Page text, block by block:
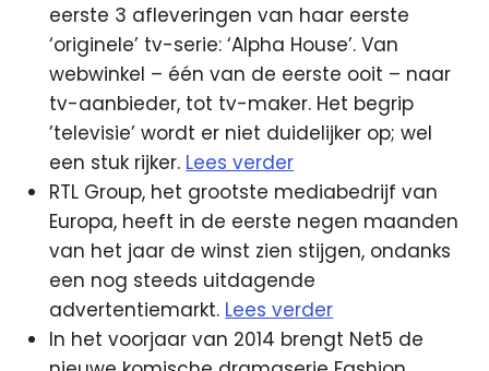
eerste 3 afleveringen van haar eerste
‘originele’ tv-serie: ‘Alpha House’. Van
webwinkel – één van de eerste ooit – naar
tv-aanbieder, tot tv-maker. Het begrip
’televisie’ wordt er niet duidelijker op; wel
een stuk rijker. Lees verder
RTL Group, het grootste mediabedrijf van
Europa, heeft in de eerste negen maanden
van het jaar de winst zien stijgen, ondanks
een nog steeds uitdagende
advertentiemarkt. Lees verder
In het voorjaar van 2014 brengt Net5 de